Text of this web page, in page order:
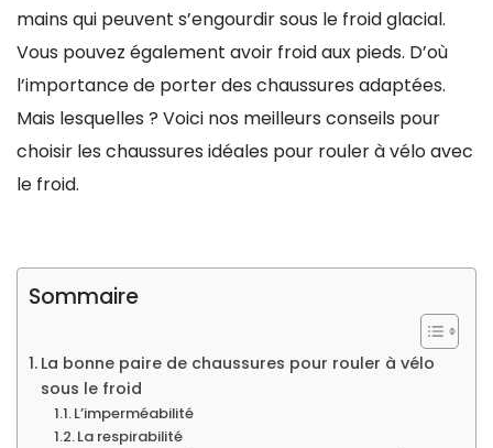
mains qui peuvent s’engourdir sous le froid glacial.
Vous pouvez également avoir froid aux pieds. D’où
l’importance de porter des chaussures adaptées.
Mais lesquelles ? Voici nos meilleurs conseils pour
choisir les chaussures idéales pour rouler à vélo avec
le froid.
Sommaire
La bonne paire de chaussures pour rouler à vélo
sous le froid
L’imperméabilité
La respirabilité